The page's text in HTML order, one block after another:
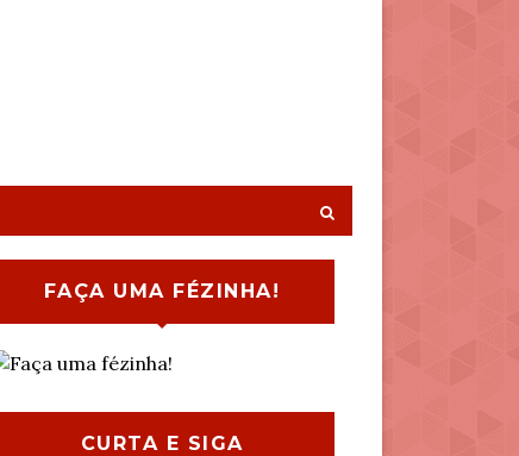
FAÇA UMA FÉZINHA!
CURTA E SIGA